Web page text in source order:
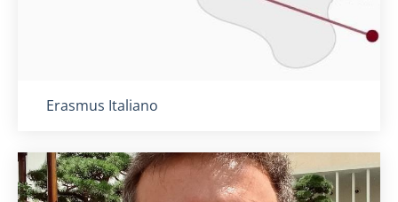
Titolo card:
Erasmus Italiano